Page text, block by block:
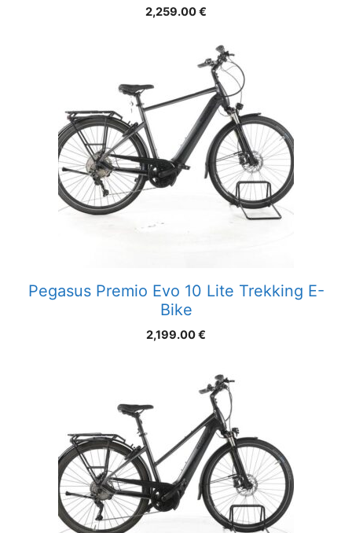
2,259.00€
Pegasus Premio Evo 10 Lite Trekking E-
Bike
2,199.00€